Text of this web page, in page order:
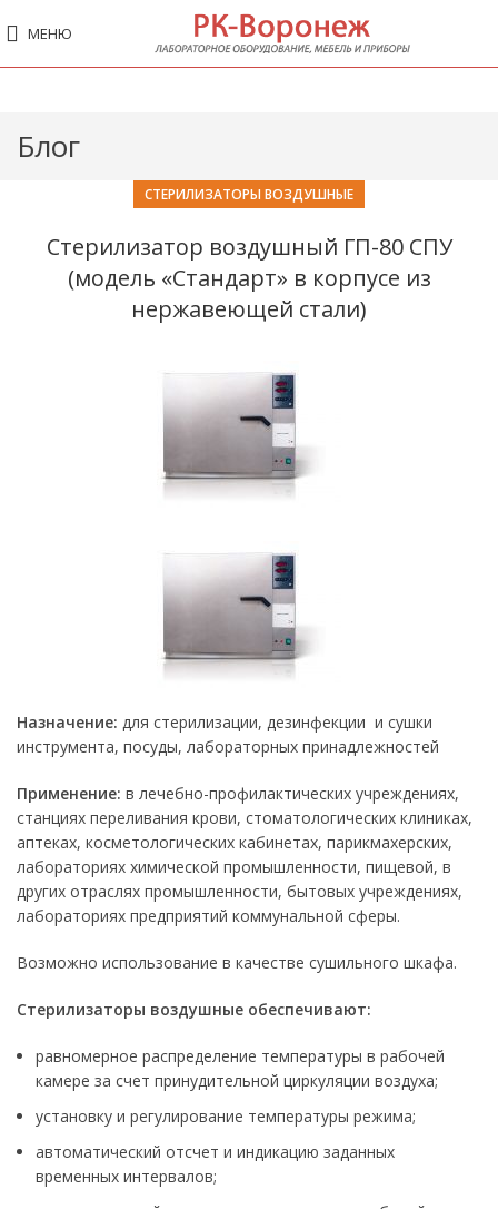
МЕНЮ
Блог
СТЕРИЛИЗАТОРЫ ВОЗДУШНЫЕ
Стерилизатор воздушный ГП-80 СПУ
(модель «Стандарт» в корпусе из
нержавеющей стали)
Назначение: для стерилизации, дезинфекции и сушки
инструмента, посуды, лабораторных принадлежностей
Применение: в лечебно-профилактических учреждениях,
станциях переливания крови, стоматологических клиниках,
аптеках, косметологических кабинетах, парикмахерских,
лабораториях химической промышленности, пищевой, в
других отраслях промышленности, бытовых учреждениях,
лабораториях предприятий коммунальной сферы.
Возможно использование в качестве сушильного шкафа.
Стерилизаторы воздушные обеспечивают:
равномерное распределение температуры в рабочей
камере за счет принудительной циркуляции воздуха;
установку и регулирование температуры режима;
автоматический отсчет и индикацию заданных
временных интервалов;